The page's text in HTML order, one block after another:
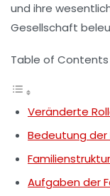
und ihre
Gesellschaft
Table of Contents
Veränderte
Bedeutung der
Aufgaben der